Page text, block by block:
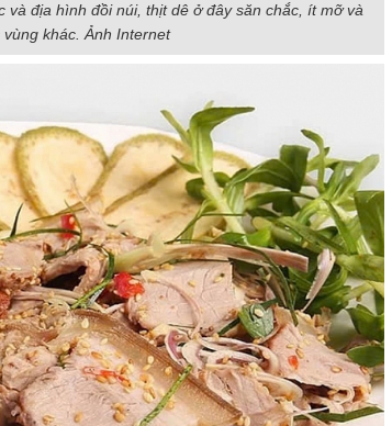
địa hình đồi núi, thịt dê ở đây săn chắc, ít mỡ và
khác. Ảnh Internet